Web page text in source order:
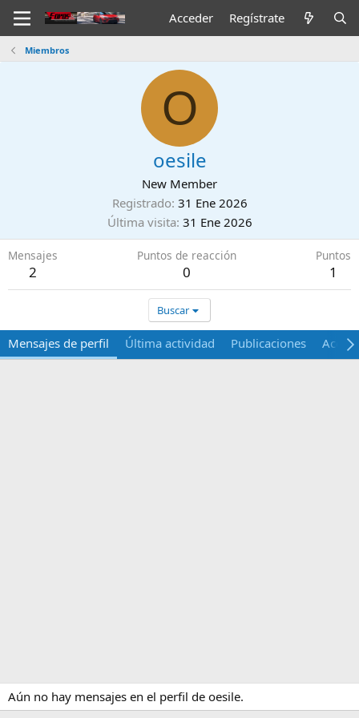
Acceder Regístrate
Miembros
O
oesile
New Member
Registrado 31 Ene 2026
Última visita 31 Ene 2026
Mensajes
2
Puntos de reacción
0
Puntos
1
Buscar
Mensajes de perfil Última actividad Publicaciones Acerca
Aún no hay mensajes en el perfil de oesile.